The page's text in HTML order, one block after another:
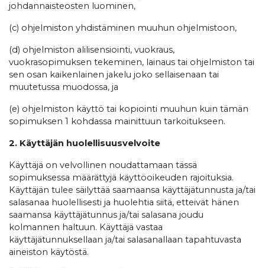
johdannaisteosten luominen,
(c) ohjelmiston yhdistäminen muuhun ohjelmistoon,
(d) ohjelmiston alilisensiointi, vuokraus,
vuokrasopimuksen tekeminen, lainaus tai ohjelmiston tai
sen osan kaikenlainen jakelu joko sellaisenaan tai
muutetussa muodossa, ja
(e) ohjelmiston käyttö tai kopiointi muuhun kuin tämän
sopimuksen 1 kohdassa mainittuun tarkoitukseen.
2. Käyttäjän huolellisuusvelvoite
Käyttäjä on velvollinen noudattamaan tässä
sopimuksessa määrättyjä käyttöoikeuden rajoituksia.
Käyttäjän tulee säilyttää saamaansa käyttäjätunnusta ja/tai
salasanaa huolellisesti ja huolehtia siitä, etteivät hänen
saamansa käyttäjätunnus ja/tai salasana joudu
kolmannen haltuun. Käyttäjä vastaa
käyttäjätunnuksellaan ja/tai salasanallaan tapahtuvasta
aineiston käytöstä.